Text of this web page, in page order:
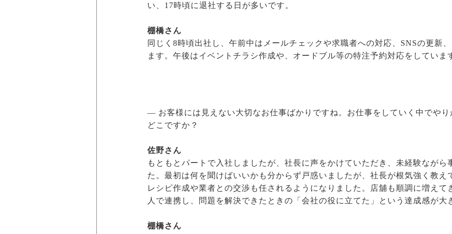
い、17時頃に退社する日が多いです。
棚橋さん
同じく8時頃出社し、午前中はメールチェックや求職者への対応、SNSの更新
ます。午後はイベントチラシ作成や、オードブル等の特注予約対応をしていま
― お客様には見えない大切なお仕事ばかりですね。お仕事をしていく中でや
どこですか？
佐野さん
もともとパートで入社しましたが、社長に声をかけていただき、未経験ながら
た。最初は何を聞けばいいかも分からず戸惑いましたが、社長が根気強く教
レシピ作成や業者との交渉も任されるようになりました。店舖も順調に増えて
人で連携し、問題を解決できたときの「会社の役に立てた」という達成感が大
棚橋さん